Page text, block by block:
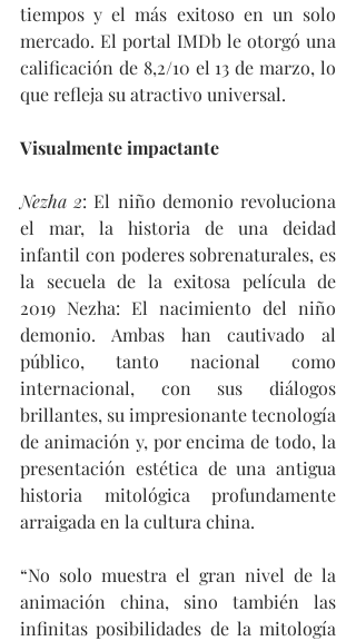
tiempos y el más exitoso en un solo
mercado. El portal IMDb le otorgó una
calificación de 8,2/10 el 13 de marzo, lo
que refleja su atractivo universal.
Visualmente impactante
Nezha 2: El niño demonio revoluciona
el mar, la historia de una deidad
infantil con poderes sobrenaturales, es
la secuela de la exitosa película de
2019 Nezha: El nacimiento del niño
demonio. Ambas han cautivado al
público, tanto nacional como
internacional, con sus diálogos
brillantes, su impresionante tecnología
de animación y, por encima de todo, la
presentación estética de una antigua
historia mitológica profundamente
arraigada en la cultura china.
“No solo muestra el gran nivel de la
animación china, sino también las
infinitas posibilidades de la mitología